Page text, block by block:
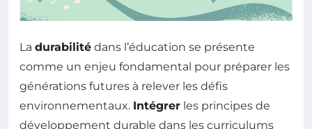
La durabilité dans l’éducation se présente
comme un enjeu fondamental pour préparer les
générations futures à relever les défis
environnementaux. Intégrer les principes de
développement durable dans les curriculums